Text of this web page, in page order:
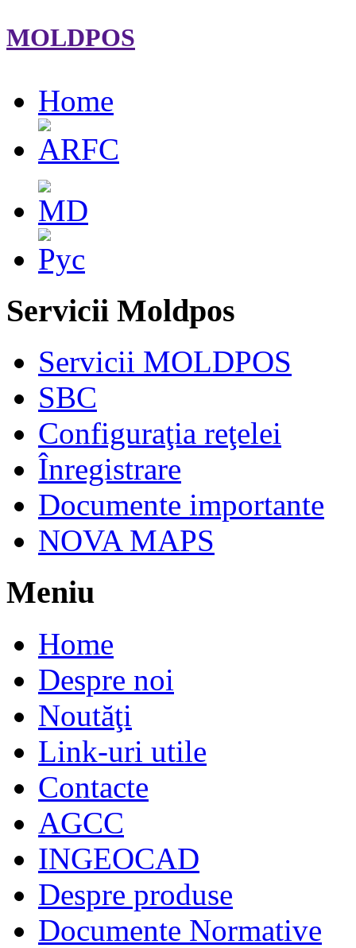
MOLDPOS
Home
Servicii Moldpos
Servicii MOLDPOS
SBC
Configuraţia reţelei
Înregistrare
Documente importante
NOVA MAPS
Meniu
Home
Despre noi
Noutăţi
Link-uri utile
Contacte
AGCC
INGEOCAD
Despre produse
Documente Normative